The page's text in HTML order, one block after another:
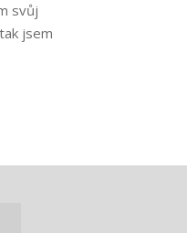
svůj
jsem